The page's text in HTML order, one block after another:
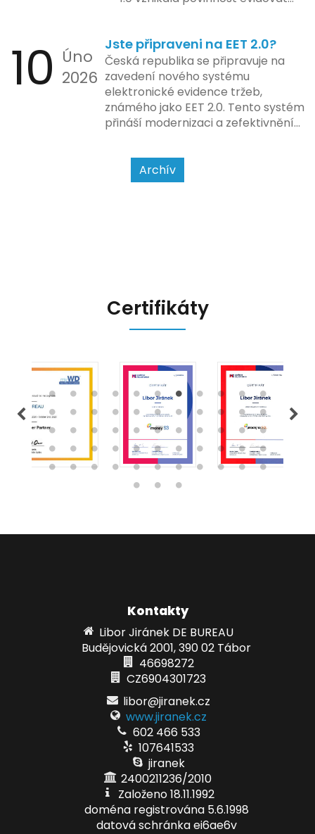
bezhotovostní transakci – nově
se má tato povinnost odvíjet od
povahy podnikatelské činnosti a
způsobu interakce se
zákazníkem.
10 Úno
2026
Jste připraveni na EET 2.0?
Česká republika se připravuje na
zavedení nového systému
elektronické evidence tržeb,
známého jako EET 2.0. Tento systém
přináší modernizaci a zefektivnění
usnadnit život podnikatelům i
kontrolním orgánům. Podívejme se
na hlavní změny, které EET 2.0
Archív
Certifikáty
Kontakty
Libor Jiránek DE BUREAU
Budějovická 2001, 390 02 Tábor
46698272
CZ6904301723
libor@jiranek.cz
www.jiranek.cz
602 466 533
107641533
jiranek
2400211236/2010
Založeno 18.11.1992
doména registrována 5.6.1998
datová schránka ei6ae6v